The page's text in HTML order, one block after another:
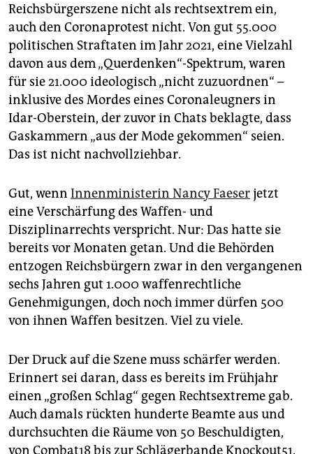
Reichsbürgerszene nicht als rechtsextrem ein,
auch den Coronaprotest nicht. Von gut 55.000
politischen Straftaten im Jahr 2021, eine Vielzahl
davon aus dem „Querdenken“-Spektrum, waren
für sie 21.000 ideologisch „nicht zuzuordnen“ –
inklusive des Mordes eines Coronaleugners in
Idar-Oberstein, der zuvor in Chats beklagte, dass
Gaskammern „aus der Mode gekommen“ seien.
Das ist nicht nachvollziehbar.
Gut, wenn Innenministerin Nancy Faeserjetzt
eine Verschärfung des Waffen- und
Disziplinarrechts verspricht. Nur: Das hatte sie
bereits vor Monaten getan. Und die Behörden
entzogen Reichsbürgern zwar in den vergangenen
sechs Jahren gut 1.000 waffenrechtliche
Genehmigungen, doch noch immer dürfen 500
von ihnen Waffen besitzen. Viel zu viele.
Der Druck auf die Szene muss schärfer werden.
Erinnert sei daran, dass es bereits im Frühjahr
einen „großen Schlag“ gegen Rechtsextreme gab.
Auch damals rückten hunderte Beamte aus und
durchsuchten die Räume von 50 Beschuldigten,
von Combat18 bis zur Schlägerbande Knockout51.